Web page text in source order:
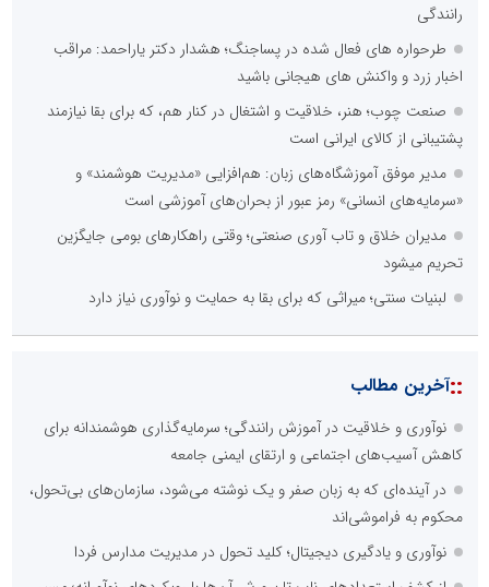
رانندگی
طرحواره های فعال شده در پساجنگ؛ هشدار دکتر یاراحمد: مراقب
اخبار زرد و واکنش های هیجانی باشید
صنعت چوب؛ هنر، خلاقیت و اشتغال در کنار هم، که برای بقا نیازمند
پشتیبانی از کالای ایرانی است
مدیر موفق آموزشگاه‌های زبان: هم‌افزایی «مدیریت هوشمند» و
«سرمایه‌های انسانی» رمز عبور از بحران‌های آموزشی است
مدیران خلاق و تاب آوری صنعتی؛ وقتی راهکارهای بومی جایگزین
تحریم میشود
لبنیات سنتی؛ میراثی که برای بقا به حمایت و نوآوری نیاز دارد
::آخرین مطالب
نوآوری و خلاقیت در آموزش رانندگی؛ سرمایه‌گذاری هوشمندانه برای
کاهش آسیب‌های اجتماعی و ارتقای ایمنی جامعه
در آینده‌ای که به زبان صفر و یک نوشته می‌شود، سازمان‌های بی‌تحول،
محکوم به فراموشی‌اند
نوآوری و یادگیری دیجیتال؛ کلید تحول در مدیریت مدارس فردا